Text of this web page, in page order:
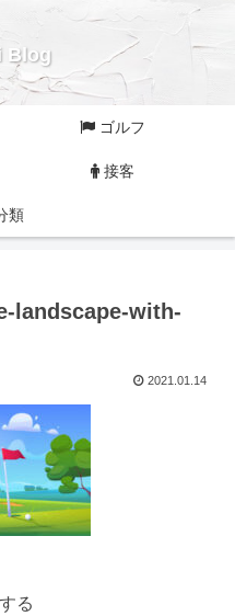
Blog
ゴルフ
接客
類
landscape-with-
2021.01.14
る